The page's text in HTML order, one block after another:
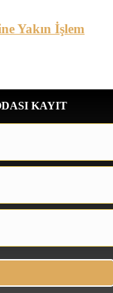
Yakın İşlem
KAYIT